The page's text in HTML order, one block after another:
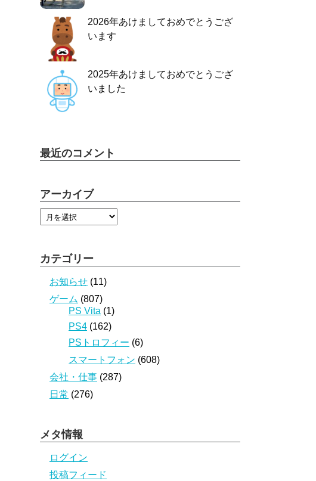
2026年あけましておめでとうござ
います
2025年あけましておめでとうござ
いました
最近のコメント
アーカイブ
カテゴリー
お知らせ (11)
ゲーム (807)
PS Vita (1)
PS4 (162)
PSトロフィー (6)
スマートフォン (608)
会社・仕事 (287)
日常 (276)
メタ情報
ログイン
投稿フィード